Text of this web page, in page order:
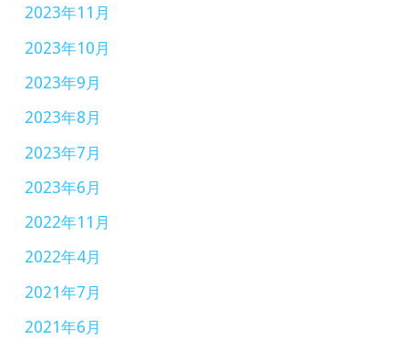
2023年11月
2023年10月
2023年9月
2023年8月
2023年7月
2023年6月
2022年11月
2022年4月
2021年7月
2021年6月